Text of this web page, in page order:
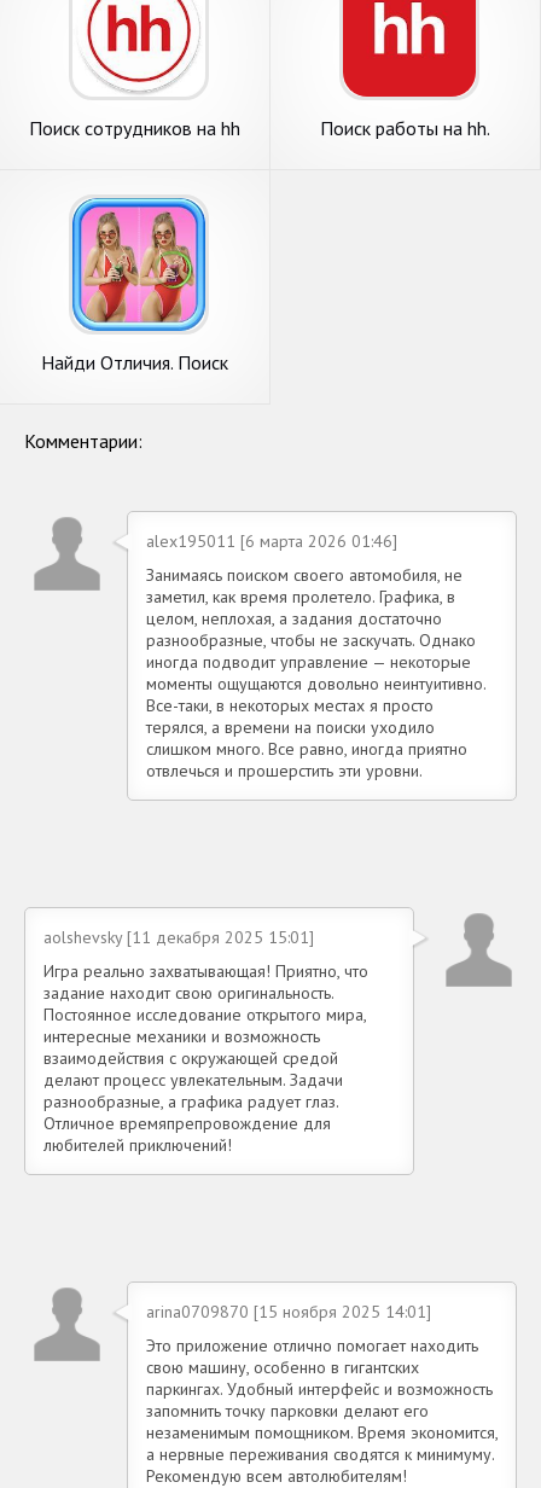
Поиск сотрудников на hh
Поиск работы на hh.
Найди Отличия. Поиск
Комментарии:
alex195011 [6 марта 2026 01:46]
Занимаясь поиском своего автомобиля, не
заметил, как время пролетело. Графика, в
целом, неплохая, а задания достаточно
разнообразные, чтобы не заскучать. Однако
иногда подводит управление — некоторые
моменты ощущаются довольно неинтуитивно.
Все-таки, в некоторых местах я просто
терялся, а времени на поиски уходило
слишком много. Все равно, иногда приятно
отвлечься и прошерстить эти уровни.
aolshevsky [11 декабря 2025 15:01]
Игра реально захватывающая! Приятно, что
задание находит свою оригинальность.
Постоянное исследование открытого мира,
интересные механики и возможность
взаимодействия с окружающей средой
делают процесс увлекательным. Задачи
разнообразные, а графика радует глаз.
Отличное времяпрепровождение для
любителей приключений!
arina0709870 [15 ноября 2025 14:01]
Это приложение отлично помогает находить
свою машину, особенно в гигантских
паркингах. Удобный интерфейс и возможность
запомнить точку парковки делают его
незаменимым помощником. Время экономится,
а нервные переживания сводятся к минимуму.
Рекомендую всем автолюбителям!